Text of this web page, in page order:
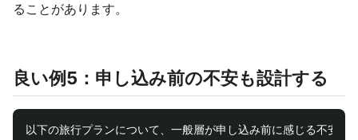
ることがあります。
良い例5：申し込み前の不安も設計する
以下の旅行プランについて、一般層が申し込み前に感じる不安を